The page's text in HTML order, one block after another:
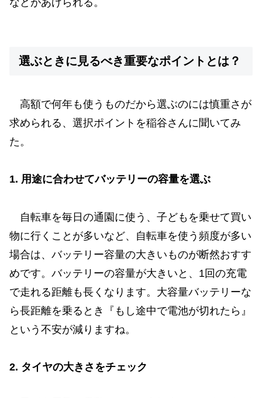
などがあげられる。
選ぶときに見るべき重要なポイントとは？
高額で何年も使うものだから選ぶのには慎重さが
求められる、選択ポイントを稲谷さんに聞いてみ
た。
1. 用途に合わせてバッテリーの容量を選ぶ
自転車を毎日の通園に使う、子どもを乗せて買い
物に行くことが多いなど、自転車を使う頻度が多い
場合は、バッテリー容量の大きいものが断然おすす
めです。バッテリーの容量が大きいと、1回の充電
で走れる距離も長くなります。大容量バッテリーな
ら長距離を乗るとき『もし途中で電池が切れたら』
という不安が減りますね。
2. タイヤの大きさをチェック